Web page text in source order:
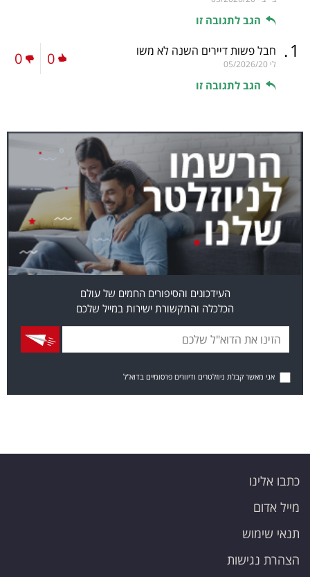
הגב לתגובה זו
1
. חבל פשות דיירים השנה לא משו
לי 05/2026/20
הגב לתגובה זו
0
0
העידכונים והסיפורים החמים של עולם
הכלכלה והתקשורת ישירות במייל שלכם
אני מאשר קבלת ניוזלטרים ודיוורים פרסומיים בדוא"ל
כתבו אלינו
מייל אדום
תנאי שימוש
הצהרת נגישות